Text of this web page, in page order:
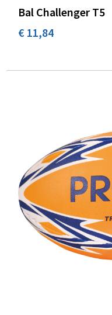
Bal Challenger T5
€ 11,84